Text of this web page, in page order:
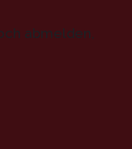
abmelden,